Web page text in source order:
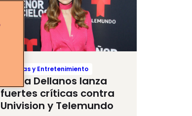
Noticias y Entretenimiento
Myrka Dellanos lanza
fuertes críticas contra
Univision y Telemundo